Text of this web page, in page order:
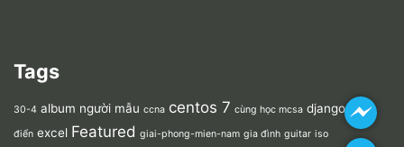
Tags
30-4 album người mẫu ccna centos 7 cùng học mcsa django dược
điển excel Featured giai-phong-mien-nam gia đình guitar iso